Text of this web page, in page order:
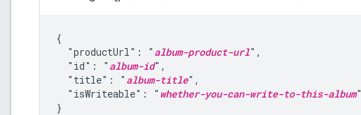
{
  "productUrl": "
album-product-url",
  "id": "
album-id",
  "title": "
album-title",
  "isWriteable": "
whether-you-can-write-to-this-album"
}